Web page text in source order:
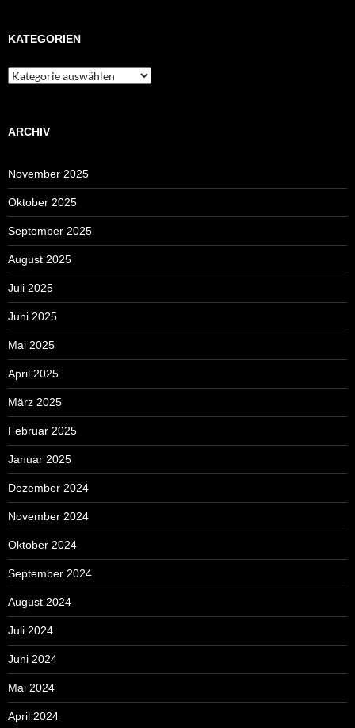
KATEGORIEN
Kategorien
ARCHIV
November 2025
Oktober 2025
September 2025
August 2025
Juli 2025
Juni 2025
Mai 2025
April 2025
März 2025
Februar 2025
Januar 2025
Dezember 2024
November 2024
Oktober 2024
September 2024
August 2024
Juli 2024
Juni 2024
Mai 2024
April 2024